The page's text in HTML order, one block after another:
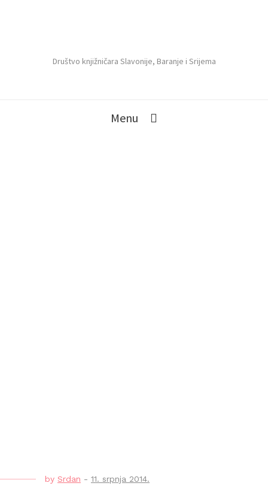
Društvo knjižničara Slavonije, Baranje i Srijema
Menu
by Srdan - 11. srpnja 2014.